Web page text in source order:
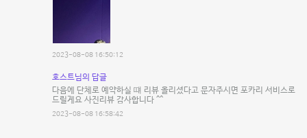
2023-08-08 16:50:12
호스트님의 답글
다음에 단체로 예약하실 떄 리뷰 올리셨다고 문자주시면 포카리 서비스로
드릴게요 사진리뷰 감사합니다 ^^
2023-08-08 16:58:42